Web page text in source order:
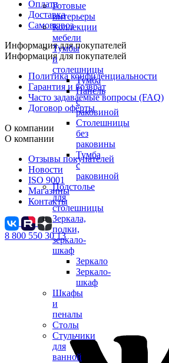
Готовые
интерьеры
Коллекции
мебели
Тумбы
и
столешницы
Тумба
Панель
с
раковиной
Столешницы
без
раковины
Тумба
с
раковиной
Подстолье
для
столешницы
Зеркала,
полки,
зеркало-
шкаф
Зеркало
Зеркало-
шкаф
Шкафы
и
пеналы
Столы
Стульчики
для
ванной
Оплата
Доставка
Самовывоз
Информация для покупателей
Информация для покупателей
Политика конфиденциальности
Гарантия и возврат
Часто задаваемые вопросы (FAQ)
Договор оферты
О компании
О компании
Отзывы покупателей
Новости
ISO 9001
Магазины
Контакты
8 800 550 30 13